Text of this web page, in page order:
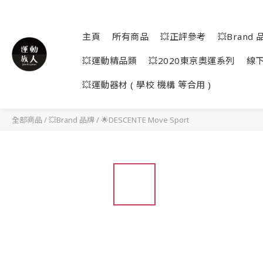
主頁 所有商品 💥正評參考 💥Brand
💥運動精品類 💥2020東京奧運系列 線
💥運動器材 ( 學校 機構 等合用 )
全部商品 /💥Brand 品牌/🌟DESCENTE Move Sport